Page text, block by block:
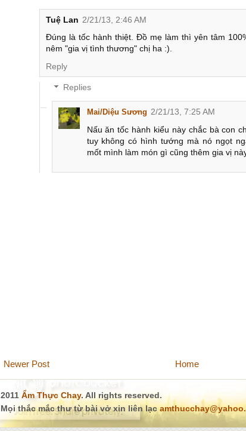
Tuệ Lan 2/21/13, 2:46 AM
Đúng là tốc hành thiệt. Đồ mẹ làm thì yên tâm
nêm "gia vị tình thương" chị ha :).
Reply
Replies
Mai/Diệu Sương 2/21/13, 7:25 AM
Nấu ăn tốc hành kiểu này chắc bà con
tuy không có hình tướng mà nó ngọt
mốt mình làm món gì cũng thêm gia vị
Newer Post Home
2011 Ẩm Thực Chay. All rights reserved.
Mọi thắc mắc thư từ bài vở xin liên lạc